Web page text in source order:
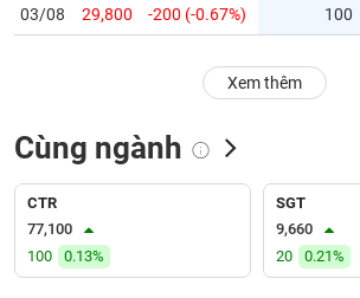
Hủy
dõi
biệt
Không
được
03/08 29,800 -200 (-0.67%) 100
Xem thêm
Cùng ngành
CTR
77,100
100
0.13%
SGT
9,660
20
0.21%
TRÁI
PHIẾU
CÔNG
ĐẦU
TƯ